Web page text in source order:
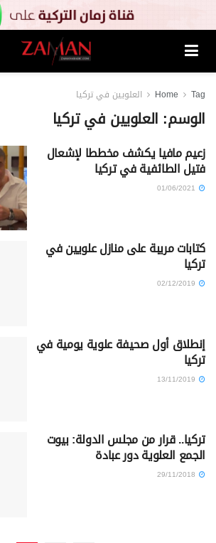
Home Tag العلويين في تركيا
الوسم: العلويين في تركيا
زعيم مافيا يكشف مخططا لإشعال
فتيل الطائفية في تركيا
كتابات مريبة على منازل علويين في
تركيا
إنطلاق أول صحيفة علوية يومية في
تركيا
تركيا.. قرار من مجلس الدولة: بيوت
الجمع العلوية دور عبادة